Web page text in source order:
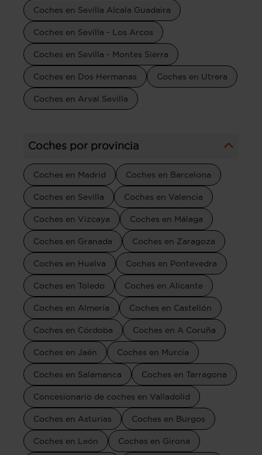
Coches en Sevilla Alcala Guadaira
Coches en Sevilla - Los Arcos
Coches en Sevilla - Montes Sierra
Coches en Dos Hermanas Coches en Utrera
Coches en Arval Sevilla
Coches por provincia
Coches en Madrid Coches en Barcelona
Coches en Sevilla Coches en Valencia
Coches en Vizcaya Coches en Málaga
Coches en Granada Coches en Zaragoza
Coches en Huelva Coches en Pontevedra
Coches en Toledo Coches en Alicante
Coches en Almería Coches en Castellón
Coches en Córdoba Coches en A Coruña
Coches en Jaén Coches en Murcia
Coches en Salamanca Coches en Tarragona
Concesionario de coches en Valladolid
Coches en Asturias Coches en Burgos
Coches en León Coches en Girona